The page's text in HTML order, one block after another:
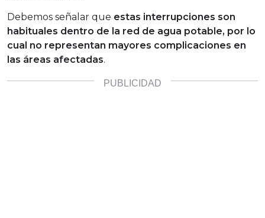
Debemos señalar que estas interrupciones son
habituales dentro de la red de agua potable, por lo
cual no representan mayores complicaciones en
las áreas afectadas.